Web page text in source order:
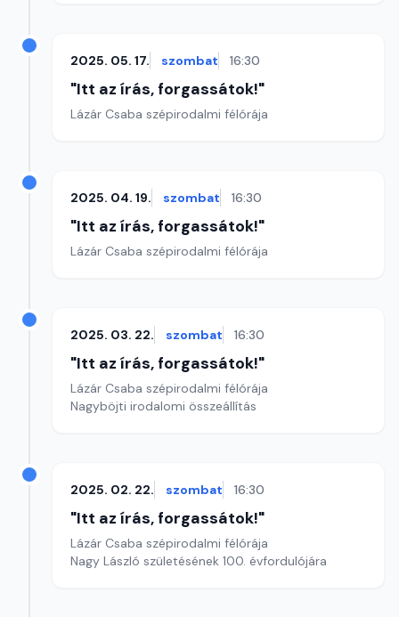
2025. 05. 17. szombat 16:30
"Itt az írás, forgassátok!"
Lázár Csaba szépirodalmi félórája
2025. 04. 19. szombat 16:30
"Itt az írás, forgassátok!"
Lázár Csaba szépirodalmi félórája
2025. 03. 22. szombat 16:30
"Itt az írás, forgassátok!"
Lázár Csaba szépirodalmi félórája
Nagyböjti irodalomi összeállítás
2025. 02. 22. szombat 16:30
"Itt az írás, forgassátok!"
Lázár Csaba szépirodalmi félórája
Nagy László születésének 100. évfordulójára